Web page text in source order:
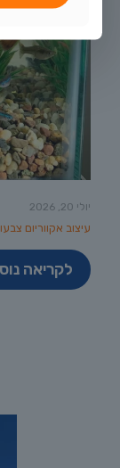
יולי 20, 2026
עיצוב אקווריום
לקריאה